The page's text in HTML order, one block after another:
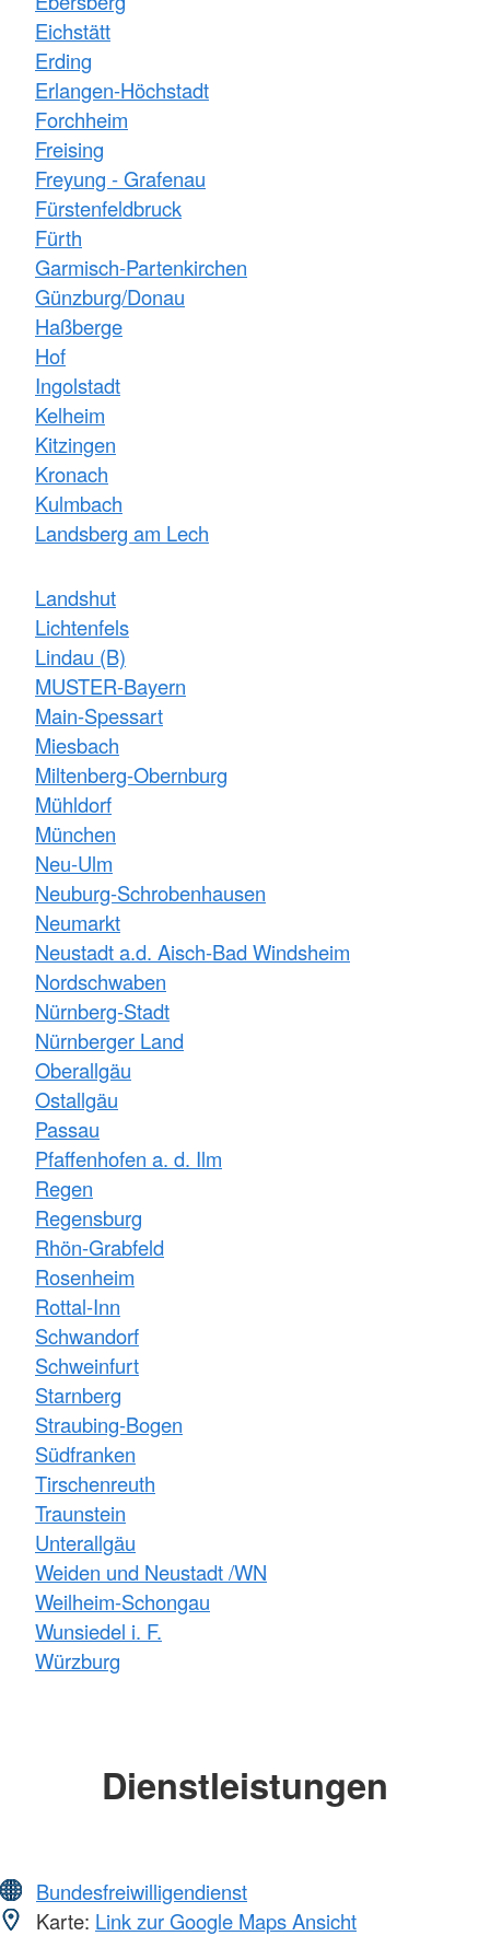
Eichstätt
Erding
Erlangen-Höchstadt
Forchheim
Freising
Freyung - Grafenau
Fürstenfeldbruck
Fürth
Garmisch-Partenkirchen
Günzburg/Donau
Haßberge
Hof
Ingolstadt
Kelheim
Kitzingen
Kronach
Kulmbach
Landsberg am Lech
Landshut
Lichtenfels
Lindau (B)
MUSTER-Bayern
Main-Spessart
Miesbach
Miltenberg-Obernburg
Mühldorf
München
Neu-Ulm
Neuburg-Schrobenhausen
Neumarkt
Neustadt a.d. Aisch-Bad Windsheim
Nordschwaben
Nürnberg-Stadt
Nürnberger Land
Oberallgäu
Ostallgäu
Passau
Pfaffenhofen a. d. Ilm
Regen
Regensburg
Rhön-Grabfeld
Rosenheim
Rottal-Inn
Schwandorf
Schweinfurt
Starnberg
Straubing-Bogen
Südfranken
Tirschenreuth
Traunstein
Unterallgäu
Weiden und Neustadt /WN
Weilheim-Schongau
Wunsiedel i. F.
Würzburg
Dienstleistungen
Bundesfreiwilligendienst
Karte: Link zur Google Maps Ansicht